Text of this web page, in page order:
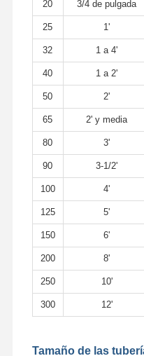
20 3/4 de pulgada
25 1'
32 1 a 4'
40 1 a 2'
50 2'
65 2' y media
80 3'
90 3-1/2'
100 4'
125 5'
150 6'
200 8'
250 10'
300 12'
Tamaño de las